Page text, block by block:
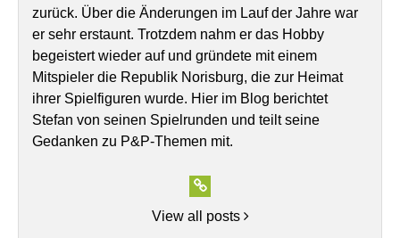
zurück. Über die Änderungen im Lauf der Jahre war
er sehr erstaunt. Trotzdem nahm er das Hobby
begeistert wieder auf und gründete mit einem
Mitspieler die Republik Norisburg, die zur Heimat
ihrer Spielfiguren wurde. Hier im Blog berichtet
Stefan von seinen Spielrunden und teilt seine
Gedanken zu P&P-Themen mit.
View all posts